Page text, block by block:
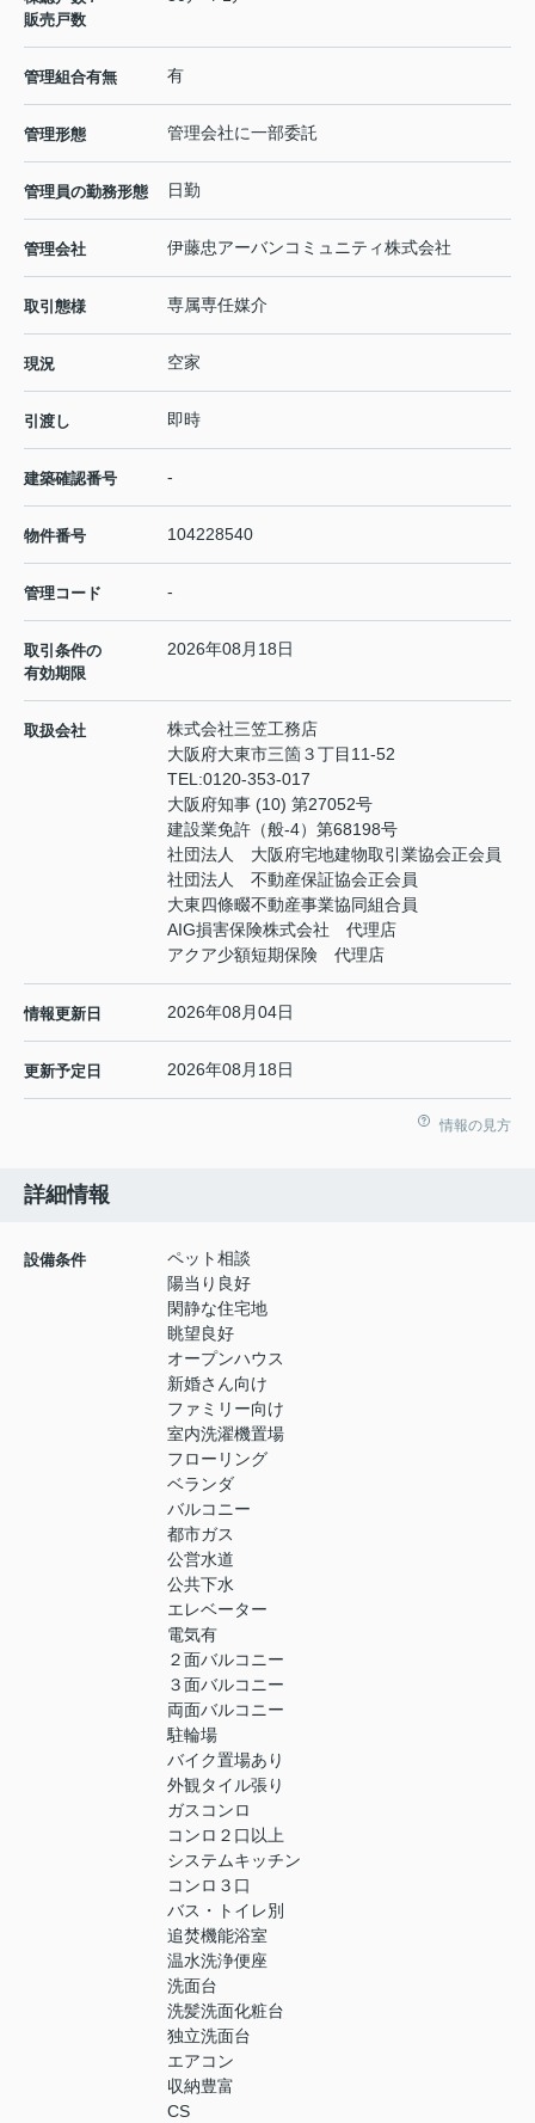
販売戸数
管理組合有無 有
管理形態 管理会社に一部委託
管理員の勤務形態 日勤
管理会社 伊藤忠アーバンコミュニティ株式会社
取引態様 専属専任媒介
現況 空家
引渡し 即時
建築確認番号 -
物件番号 104228540
管理コード -
取引条件の
有効期限
2026年08月18日
取扱会社
株式会社三笠工務店
大阪府大東市三箇３丁目11-52
TEL:0120-353-017
大阪府知事 (10) 第27052号
建設業免許（般-4）第68198号
社団法人 大阪府宅地建物取引業協会正会員
社団法人 不動産保証協会正会員
大東四條畷不動産事業協同組合員
AIG損害保険株式会社 代理店
アクア少額短期保険 代理店
情報更新日 2026年08月04日
更新予定日 2026年08月18日
情報の見方
詳細情報
設備条件
ペット相談
陽当り良好
閑静な住宅地
眺望良好
オープンハウス
新婚さん向け
ファミリー向け
室内洗濯機置場
フローリング
ベランダ
バルコニー
都市ガス
公営水道
公共下水
エレベーター
電気有
２面バルコニー
３面バルコニー
両面バルコニー
駐輪場
バイク置場あり
外観タイル張り
ガスコンロ
コンロ２口以上
システムキッチン
コンロ３口
バス・トイレ別
追焚機能浴室
温水洗浄便座
洗面台
洗髪洗面化粧台
独立洗面台
エアコン
収納豊富
CS